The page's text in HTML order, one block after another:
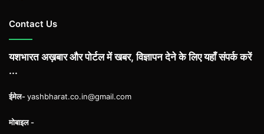
Contact Us
यशभारत अख़बार और पोर्टल में खबर, विज्ञापन देने के लिए यहाँ संपर्क करें
...
ईमेल-yashbharat.co.in@gmail.com
मोबाइल -